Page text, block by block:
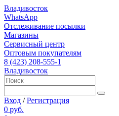
Владивосток
WhatsApp
Отслеживание посылки
Магазины
Сервисный центр
Оптовым покупателям
8 (423) 208-555-1
Владивосток
Вход /Регистрация
0 руб.